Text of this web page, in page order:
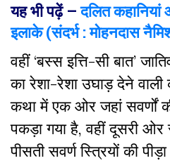
यह भी पढ़ें –दलित कहानियां
इलाके (संदर्भ : मोहनदास
वहीं ‘बस्स इत्ति-सी बात’
का रेशा-रेशा उघाड़ देने
कथा में एक ओर जहां सवर्णों
पकड़ा गया है, वहीं दूसरी ओर
पीसती सवर्ण स्त्रियों की